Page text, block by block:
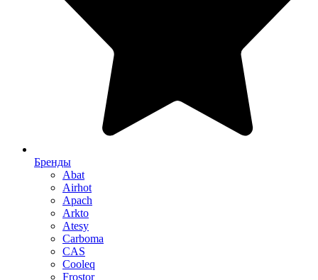
Бренды
Abat
Airhot
Apach
Arkto
Atesy
Carboma
CAS
Cooleq
Frostor